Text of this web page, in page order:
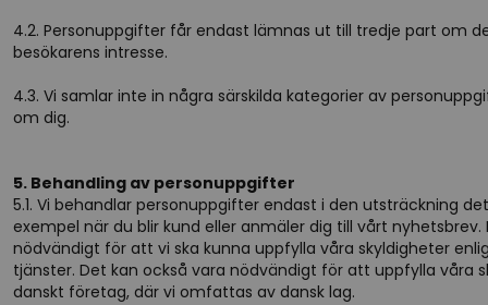
4.2. Personuppgifter får endast lämnas ut till tredje part om
besökarens intresse.
4.3. Vi samlar inte in några särskilda kategorier av
om dig.
5. Behandling av personuppgifter
5.1. Vi behandlar personuppgifter endast i den utsträckning
exempel när du blir kund eller anmäler dig till vårt
nödvändigt för att vi ska kunna uppfylla våra skyldigheter
tjänster. Det kan också vara nödvändigt för att uppfylla våra
danskt företag, där vi omfattas av dansk lag.